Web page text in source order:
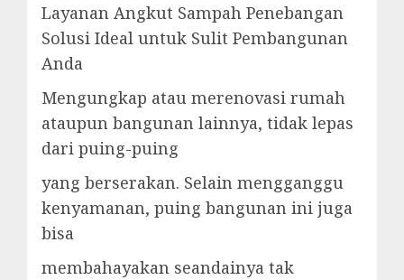
Layanan Angkut Sampah Penebangan
Solusi Ideal untuk Sulit Pembangunan
Anda
Mengungkap atau merenovasi rumah
ataupun bangunan lainnya, tidak lepas
dari puing-puing
yang berserakan. Selain mengganggu
kenyamanan, puing bangunan ini juga
bisa
membahayakan seandainya tak